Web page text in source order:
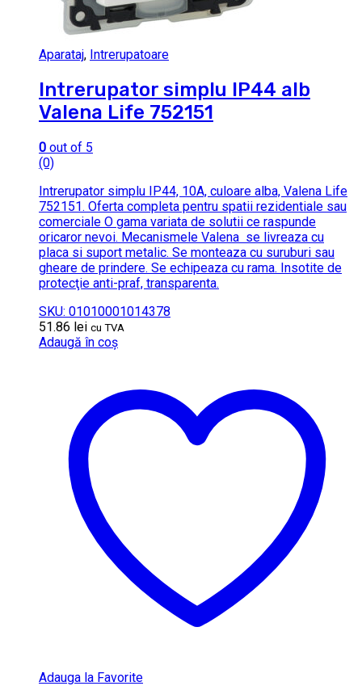
Aparataj, Intrerupatoare
Intrerupator simplu IP44 alb
Valena Life 752151
0 out of 5
(0)
Intrerupator simplu IP44, 10A, culoare alba, Valena Life
752151. Oferta completa pentru spatii rezidentiale sau
comerciale O gama variata de solutii ce raspunde
oricaror nevoi. Mecanismele Valena se livreaza cu
placa si suport metalic. Se monteaza cu suruburi sau
gheare de prindere. Se echipeaza cu rama. Insotite de
protecţie anti-praf, transparenta.
SKU: 01010001014378
51.86 lei cu TVA
Adaugă în coș
Adauga la Favorite